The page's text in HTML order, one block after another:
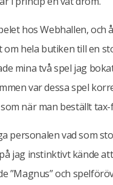
hos Webhallen,
om hela butiken till en
mina två spel jag
var dessa spel
när man beställt
personalen vad som
jag instinktivt kände
”Magnus” och